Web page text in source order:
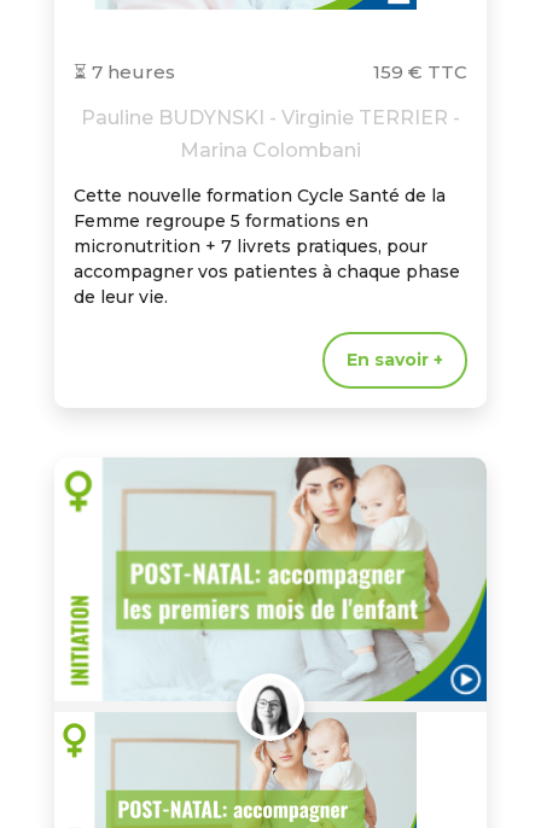
⏳ 7 heures
159 € TTC
Pauline BUDYNSKI - Virginie TERRIER -
Marina Colombani
Cette nouvelle formation Cycle Santé de la
Femme regroupe 5 formations en
micronutrition + 7 livrets pratiques, pour
accompagner vos patientes à chaque phase
de leur vie.
En savoir +